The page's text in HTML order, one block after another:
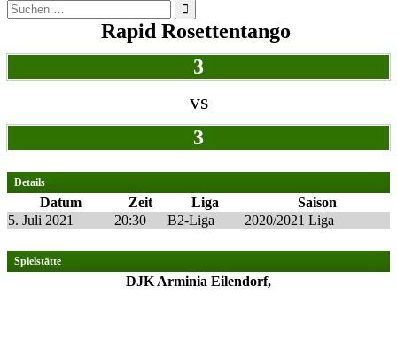
Suchen
nach:
Rapid Rosettentango
3
vs
3
Details
Datum Zeit Liga
Saison
5. Juli 2021
20:30 B2-Liga 2020/2021 Liga
Spielstätte
DJK Arminia Eilendorf,